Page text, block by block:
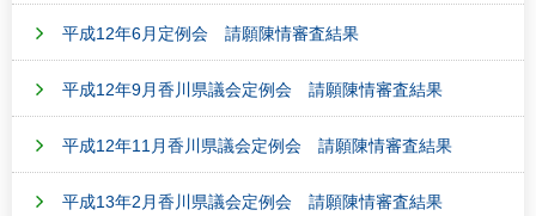
平成12年6月定例会 請願陳情審査結果
平成12年9月香川県議会定例会 請願陳情審査結果
平成12年11月香川県議会定例会 請願陳情審査結果
平成13年2月香川県議会定例会 請願陳情審査結果